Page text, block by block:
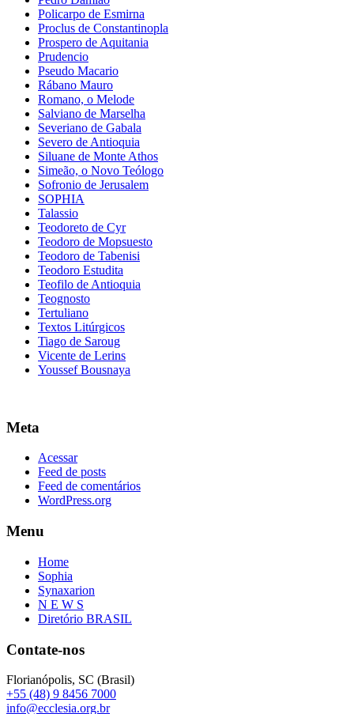
Policarpo de Esmirna
Proclus de Constantinopla
Prospero de Aquitania
Prudencio
Pseudo Macario
Rábano Mauro
Romano, o Melode
Salviano de Marselha
Severiano de Gabala
Severo de Antioquia
Siluane de Monte Athos
Simeão, o Novo Teólogo
Sofronio de Jerusalem
SOPHIA
Talassio
Teodoreto de Cyr
Teodoro de Mopsuesto
Teodoro de Tabenisi
Teodoro Estudita
Teofilo de Antioquia
Teognosto
Tertuliano
Textos Litúrgicos
Tiago de Saroug
Vicente de Lerins
Youssef Bousnaya
Meta
Acessar
Feed de posts
Feed de comentários
WordPress.org
Menu
Home
Sophia
Synaxarion
N E W S
Diretório BRASIL
Contate-nos
Florianópolis, SC (Brasil)
+55 (48) 9 8456 7000
info@ecclesia.org.br